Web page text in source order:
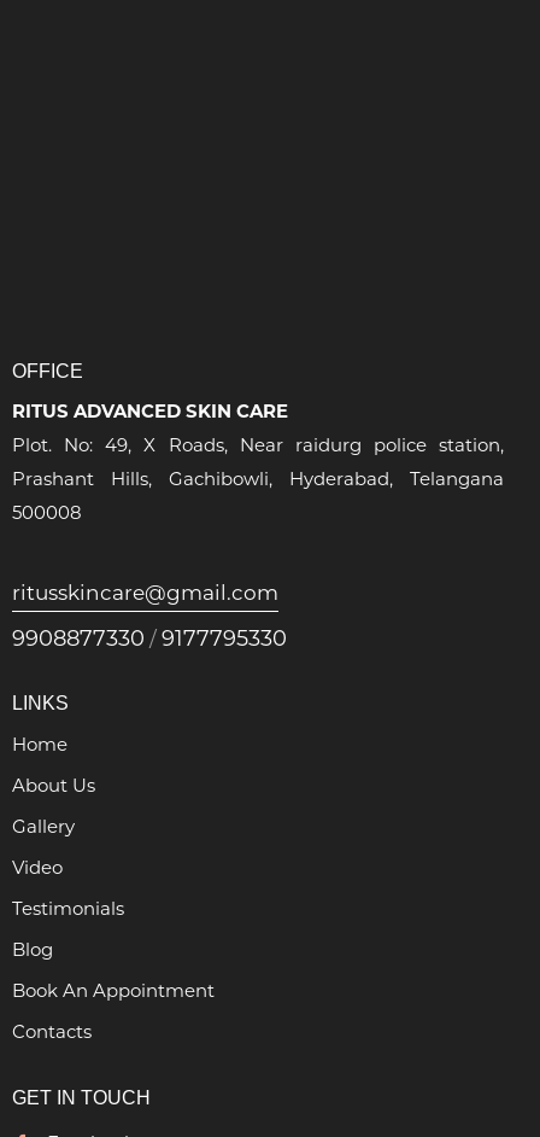
OFFICE
RITUS ADVANCED SKIN CARE
Plot. No: 49, X Roads, Near raidurg police station,
Prashant Hills, Gachibowli, Hyderabad, Telangana
500008
ritusskincare@gmail.com
9908877330 / 9177795330
LINKS
Home
About Us
Gallery
Video
Testimonials
Blog
Book An Appointment
Contacts
GET IN TOUCH